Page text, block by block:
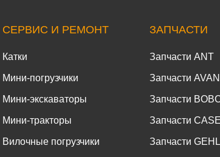
СЕРВИС И РЕМОНТ
Катки
Мини-погрузчики
Мини-экскаваторы
Мини-тракторы
Вилочные погрузчики
ЗАПЧАСТИ
Запчасти ANT
Запчасти
Запчасти
Запчасти CASE
Запчасти GEHL